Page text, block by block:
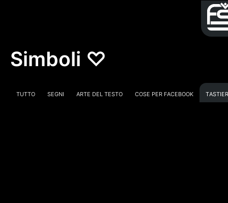
Simboli ♡
Tutto Segni Arte Del Testo Cose Per Facebook